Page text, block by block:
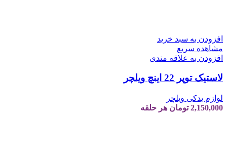
افزودن به سبد خرید
مشاهده سریع
افزودن به علاقه مندی
لاستیک توپر 22 اینچ ویلچر
لوازم یدکی ویلچر
2,150,000 تومان هر حلقه